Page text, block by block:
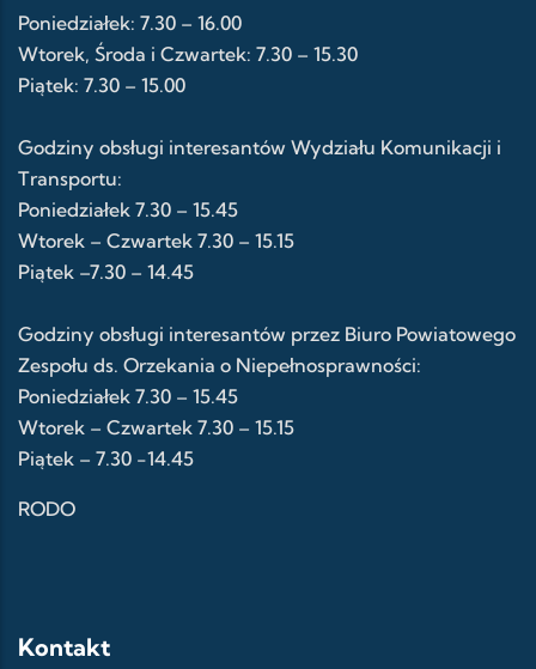
Poniedziałek: 7.30 – 16.00
Wtorek, Środa i Czwartek: 7.30 – 15.30
Piątek: 7.30 – 15.00
Godziny obsługi interesantów Wydziału Komunikacji i
Transportu:
Poniedziałek 7.30 – 15.45
Wtorek – Czwartek 7.30 – 15.15
Piątek –7.30 – 14.45
Godziny obsługi interesantów przez Biuro Powiatowego
Zespołu ds. Orzekania o Niepełnosprawności:
Poniedziałek 7.30 – 15.45
Wtorek – Czwartek 7.30 – 15.15
Piątek – 7.30 -14.45
RODO
Kontakt